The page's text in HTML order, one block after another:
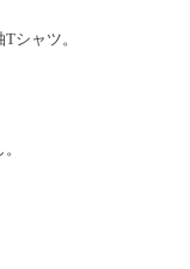
シャツ。